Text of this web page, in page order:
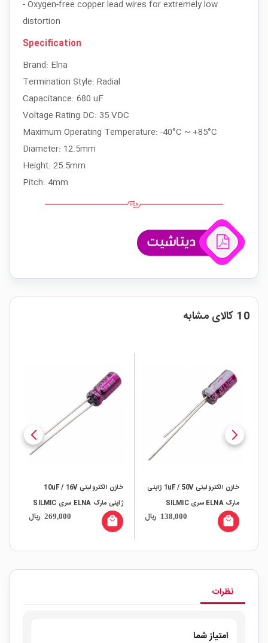
- Oxygen-free copper lead wires for extremely low
distortion
Specification
Brand: Elna
Termination Style: Radial
Capacitance: 680 uF
Voltage Rating DC: 35 VDC
Maximum Operating Temperature: -40°C ~ +85°C
Diameter: 12.5mm
Height: 25.5mm
Pitch: 4mm
10 کالای مشابه
خازن الکترولیتی 1uF / 50V ژاپنی
مارک ELNA سری SILMIC
138,000 ریال local_mall
خازن الکترولیتی 10uF / 16V
ژاپنی مارک ELNA سری SILMIC
II
269,000 ریال local_mall
نظرات
امتیاز شما